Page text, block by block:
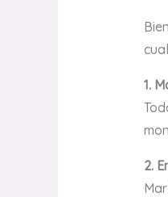
1.
2.